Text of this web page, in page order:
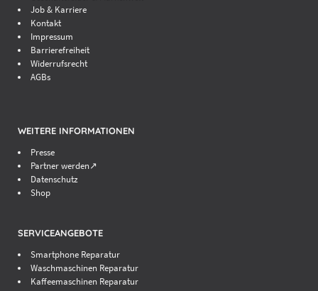
Job & Karriere
Kontakt
Impressum
Barrierefreiheit
Widerrufsrecht
AGBs
WEITERE INFORMATIONEN
Presse
Partner werden↗
Datenschutz
Shop
SERVICEANGEBOTE
Smartphone Reparatur
Waschmaschinen Reparatur
Kaffeemaschinen Reparatur